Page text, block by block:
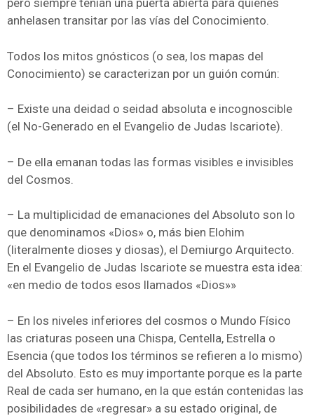
pero siempre tenían una puerta abierta para quienes
anhelasen transitar por las vías del Conocimiento.
Todos los mitos gnósticos (o sea, los mapas del
Conocimiento) se caracterizan por un guión común:
– Existe una deidad o seidad absoluta e incognoscible
(el No-Generado en el Evangelio de Judas Iscariote).
– De ella emanan todas las formas visibles e invisibles
del Cosmos.
– La multiplicidad de emanaciones del Absoluto son lo
que denominamos «Dios» o, más bien Elohim
(literalmente dioses y diosas), el Demiurgo Arquitecto.
En el Evangelio de Judas Iscariote se muestra esta idea:
«en medio de todos esos llamados «Dios»»
– En los niveles inferiores del cosmos o Mundo Físico
las criaturas poseen una Chispa, Centella, Estrella o
Esencia (que todos los términos se refieren a lo mismo)
del Absoluto. Esto es muy importante porque es la parte
Real de cada ser humano, en la que están contenidas las
posibilidades de «regresar» a su estado original, de